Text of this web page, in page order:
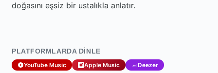
doğasını eşsiz bir ustalıkla anlatır.
PLATFORMLARDA DINLE
YouTube Music Apple Music Deezer